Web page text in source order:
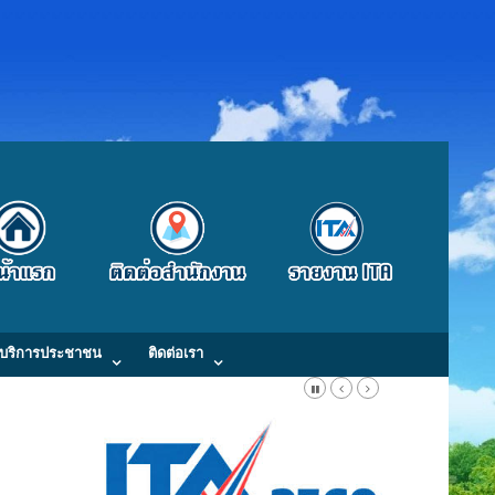
บริการประชาชน ติดต่อเรา
4300-9871 E-Mail: kaongiw.obt@gmail.com